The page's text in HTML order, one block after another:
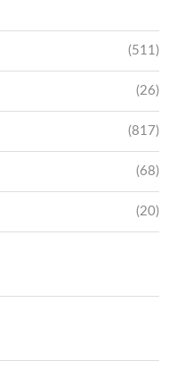
(511)
(26)
(817)
(68)
(20)